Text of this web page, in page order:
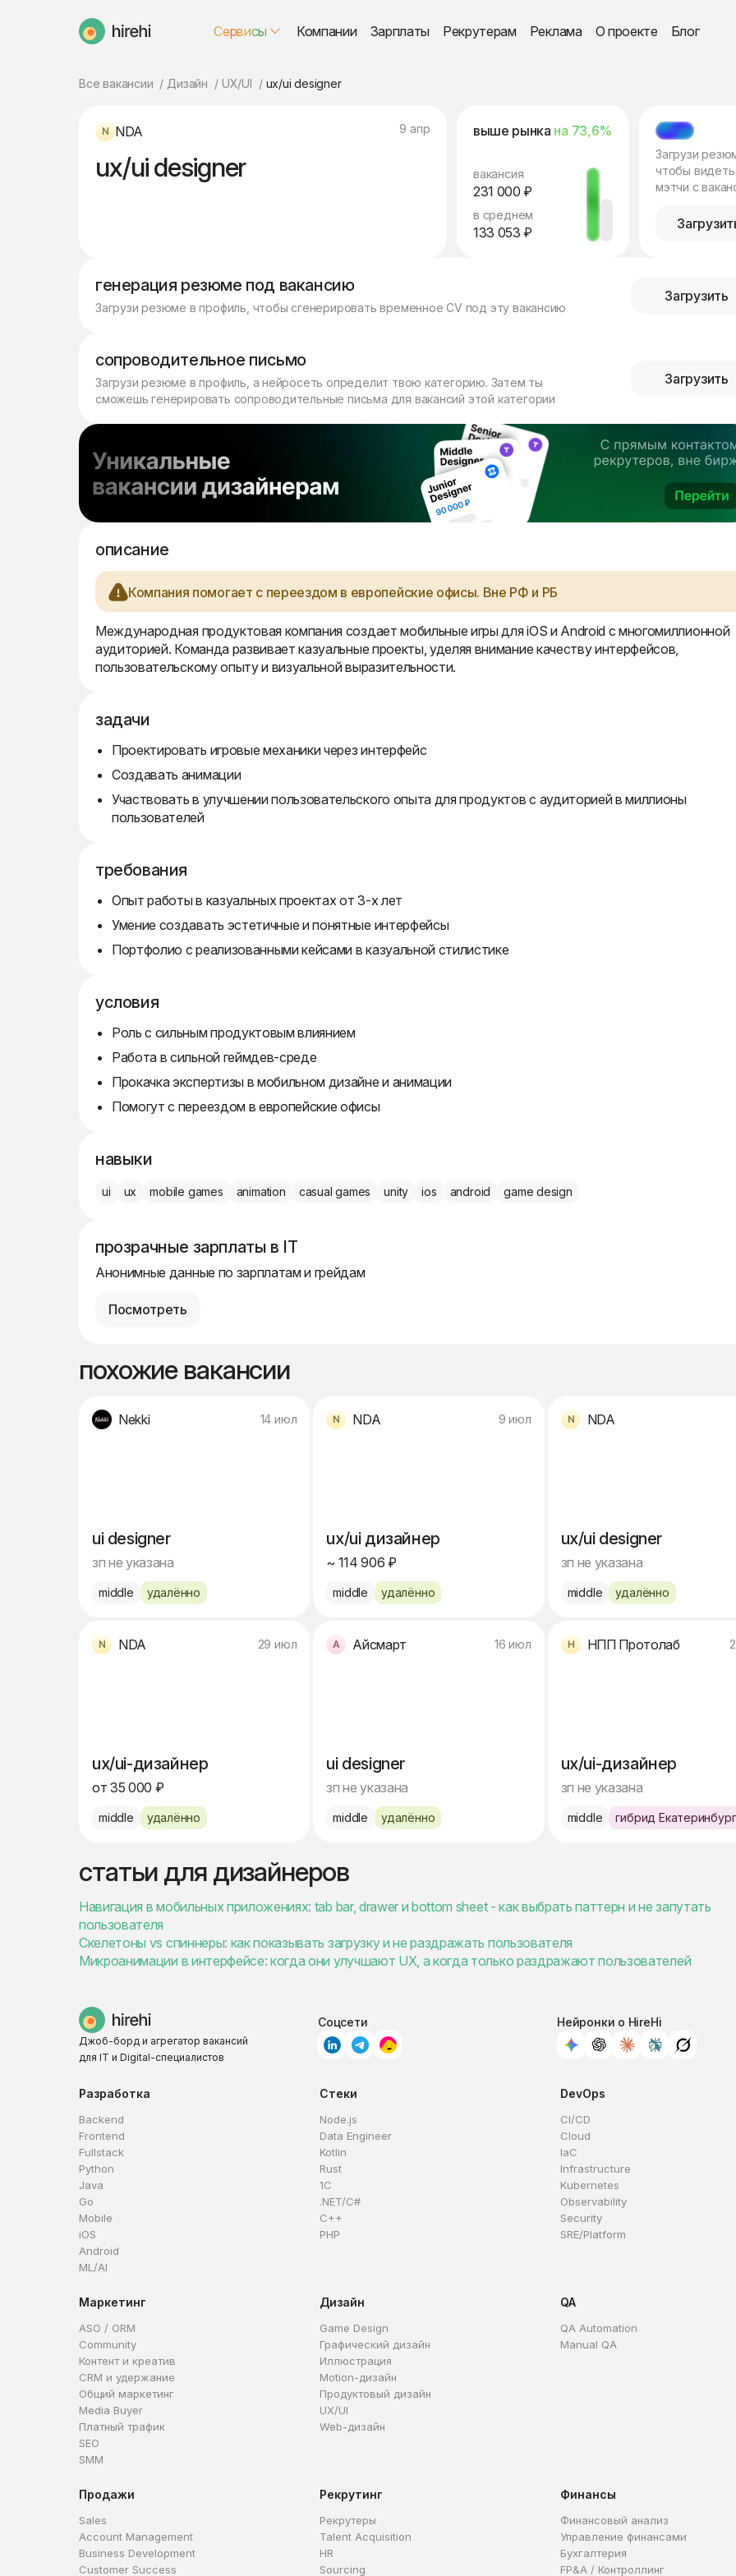
HireHi Сервисы Компании Зарплаты Рекрутерам Реклама О проекте Блог
Все вакансии Дизайн UX/UI ux/ui designer
NDA 9 апр
ux/ui designer
выше рынка на 73,6%
вакансия
231 000 ₽
в среднем
133 053 ₽
МЭТЧ
Загрузи
чтобы видеть
мэтчи с
генерация резюме под вакансию
Загрузи резюме в профиль, чтобы сгенерировать временное CV под эту вакансию
Загрузить
сопроводительное письмо
Загрузи резюме в профиль, а нейросеть определит твою категорию. Затем ты
сможешь генерировать сопроводительные письма для вакансий этой категории
Загрузить
описание
Компания помогает с переездом в европейские офисы. Вне РФ и РБ
Международная продуктовая компания создает мобильные игры для iOS и Android с многомиллионной
аудиторией. Команда развивает казуальные проекты, уделяя внимание качеству интерфейсов,
пользовательскому опыту и визуальной выразительности.
задачи
Проектировать игровые механики через интерфейс
Создавать анимации
Участвовать в улучшении пользовательского опыта для продуктов с аудиторией в миллионы
пользователей
требования
Опыт работы в казуальных проектах от 3-х лет
Умение создавать эстетичные и понятные интерфейсы
Портфолио с реализованными кейсами в казуальной стилистике
условия
Роль с сильным продуктовым влиянием
Работа в сильной геймдев-среде
Прокачка экспертизы в мобильном дизайне и анимации
Помогут с переездом в европейские офисы
навыки
ui ux mobile games animation casual games unity ios android game design
прозрачные зарплаты в IT
Анонимные данные по зарплатам и грейдам
Посмотреть
похожие вакансии
Nekki 14 июл
ui designer
зп не указана
middle удалённо
NDA 9 июл
ux/ui дизайнер
~ 114 906 ₽
middle удалённо
NDA
ux/ui designer
зп не указана
middle удалённо
NDA 29 июл
ux/ui-дизайнер
от 35 000 ₽
middle удалённо
Айсмарт 16 июл
ui designer
зп не указана
middle удалённо
НПП Протолаб
ux/ui-дизайнер
зп не указана
middle гибрид Екатеринбург
статьи для дизайнеров
Навигация в мобильных приложениях: tab bar, drawer и bottom sheet - как выбрать паттерн и не запутать
пользователя
Скелетоны vs спиннеры: как показывать загрузку и не раздражать пользователя
Микроанимации в интерфейсе: когда они улучшают UX, а когда только раздражают пользователей
Джоб-борд и агрегатор вакансий
для IT и Digital-специалистов
Соцсети Нейронки о HireHi
Разработка
Backend
Frontend
Fullstack
Python
Java
Go
Mobile
iOS
Android
ML/AI
Стеки
Node.js
Data Engineer
Kotlin
Rust
1C
.NET/C#
C++
PHP
DevOps
CI/CD
Cloud
IaC
Infrastructure
Kubernetes
Observability
Security
SRE/Platform
Маркетинг
ASO / ORM
Community
Контент и креатив
CRM и удержание
Общий маркетинг
Media Buyer
Платный трафик
SEO
SMM
Дизайн
Game Design
Графический дизайн
Иллюстрация
Motion-дизайн
Продуктовый дизайн
UX/UI
Web-дизайн
QA
QA Automation
Manual QA
Продажи
Sales
Account Management
Business Development
Customer Success
Рекрутинг
Рекрутеры
Talent Acquisition
HR
Sourcing
Финансы
Финансовый анализ
Управление финансами
Бухгалтерия
FP&A / Контроллинг